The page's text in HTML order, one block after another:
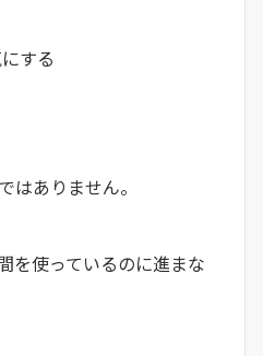
する
はありません。
を使っているのに進まな